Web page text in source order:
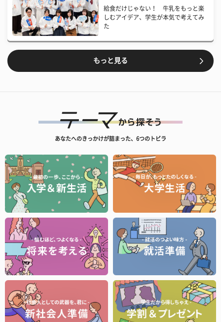
給食だけじゃない！ 牛乳をもっと楽
しむアイデア、学生が本気で考えてみ
た
もっと見る
あなたへのきっかけが詰まった、6つのトビラ